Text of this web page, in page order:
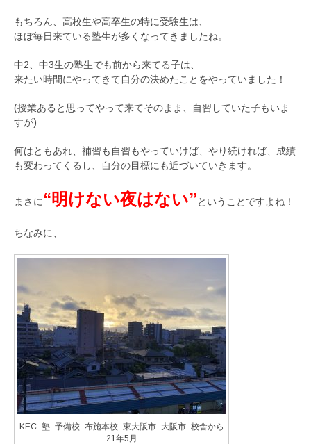
もちろん、高校生や高卒生の特に受験生は、
ほぼ毎日来ている塾生が多くなってきましたね。
中2、中3生の塾生でも前から来てる子は、
来たい時間にやってきて自分の決めたことをやっていました！
(授業あると思ってやって来てそのまま、自習していた子もいま
すが)
何はともあれ、補習も自習もやっていけば、やり続ければ、成績
も変わってくるし、自分の目標にも近づいていきます。
まさに “明けない夜はない”ということですよね！
ちなみに、
KEC_塾_予備校_布施本校_東大阪市_大阪市_校舎から
21年5月